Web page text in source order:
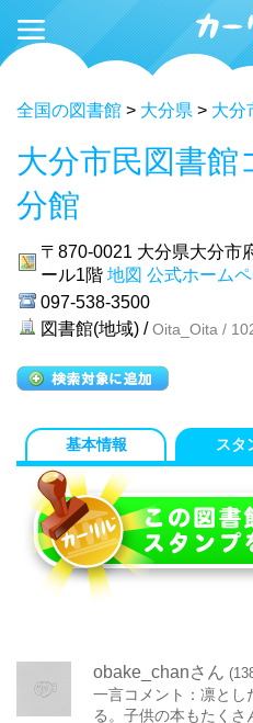
全国の図書館 > 大分県 > 大分
大分市民図書
分館
〒870-0021 大分県大分市
ール1階 地図 公式ホーム
097-538-3500
図書館(地域) / Oita_Oita /
基本情報 スタ
obake_chanさん
一言コメント：凛とし
る。子供の本もたくさ